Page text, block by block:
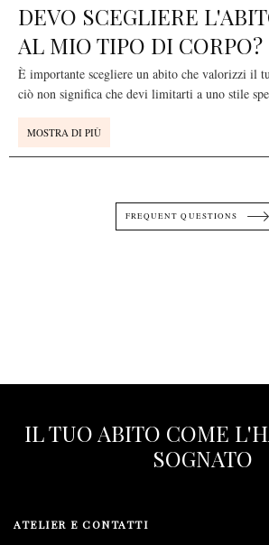
DEVO SCEGLIERE
AL MIO TIPO DI CORPO?
È importante scegliere un abito che valorizzi il
ciò non significa che devi limitarti a uno stile
MOSTRA DI PIÙ
FREQUENT QUESTIONS
IL TUO ABITO COME
SOGNATO
ATELIER E CONTATTI